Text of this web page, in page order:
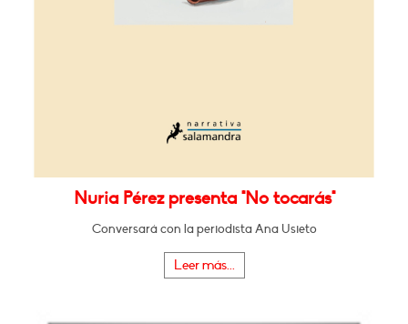
Nuria Pérez presenta "No tocarás"
Conversará con la periodista Ana Usieto
Leer más...